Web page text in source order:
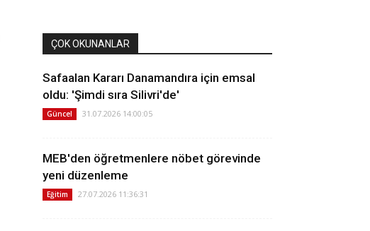
ÇOK OKUNANLAR
Safaalan Kararı Danamandıra için emsal
oldu: 'Şimdi sıra Silivri'de'
Güncel 31.07.2026 14:00:05
MEB'den öğretmenlere nöbet görevinde
yeni düzenleme
Eğitim 27.07.2026 11:36:31